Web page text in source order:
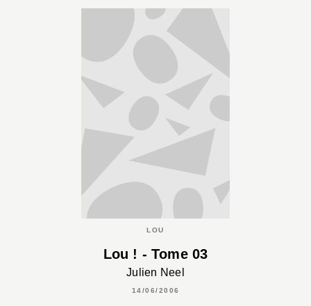
LOU
Lou ! - Tome 03
Julien Neel
14/06/2006